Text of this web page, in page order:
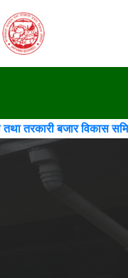
विकास